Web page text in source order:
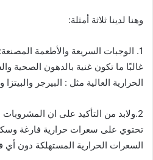
وهنا لدينا ثلاثة أمثلة:
1. الوجبات السريعة والأطعمة
غالبًا ما تكون غنية بالدهون الصحية
الحرارية العالية مثل : البيرجر
2.ولابد من التأكيد على ان المشروبات
تحتوي على سعرات حرارية فارغة
السعرات الحرارية المستهلكة دون أي